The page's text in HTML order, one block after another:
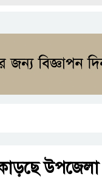
উপজেলা